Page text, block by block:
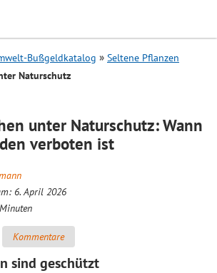
Search
Bußgeldkatalog
Seltene Pflanzen
Naturschutz
unter Naturschutz: Wann
verboten ist
6. April 2026
Minuten
Kommentare
sind geschützt